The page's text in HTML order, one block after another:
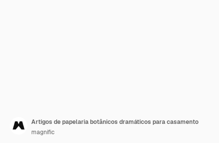
Artigos de papelaria botânicos dramáticos para casamento
magnific